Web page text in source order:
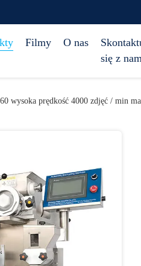
Filmy O nas
się z
wysoka prędkość 4000 zdjęć / min